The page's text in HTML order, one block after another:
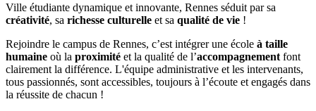
Ville étudiante dynamique et innovante, Rennes séduit par sa
créativité, sa richesse culturelle et sa qualité de vie !
Rejoindre le campus de Rennes, c’est intégrer une école à taille
humaine où la proximité et la qualité de l’accompagnement font
clairement la différence. L'équipe administrative et les intervenants,
tous passionnés, sont accessibles, toujours à l’écoute et engagés dans
la réussite de chacun !